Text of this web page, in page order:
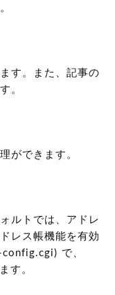
す。また、記事の
。
ができます。
ルトでは、アドレ
レス帳機能を有効
で、
す。